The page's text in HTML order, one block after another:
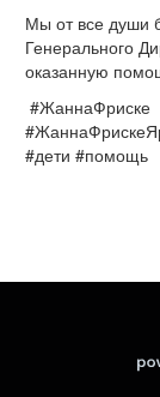
Мы от все души
Генерального
оказанную
#ЖаннаФриске
#дети #помощь